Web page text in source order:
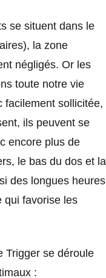
se situent dans le
la zone
négligés. Or les
toute notre vie
facilement sollicitée,
ils peuvent se
encore plus de
le bas du dos et la
des longues heures
qui favorise les
Trigger se déroule
: